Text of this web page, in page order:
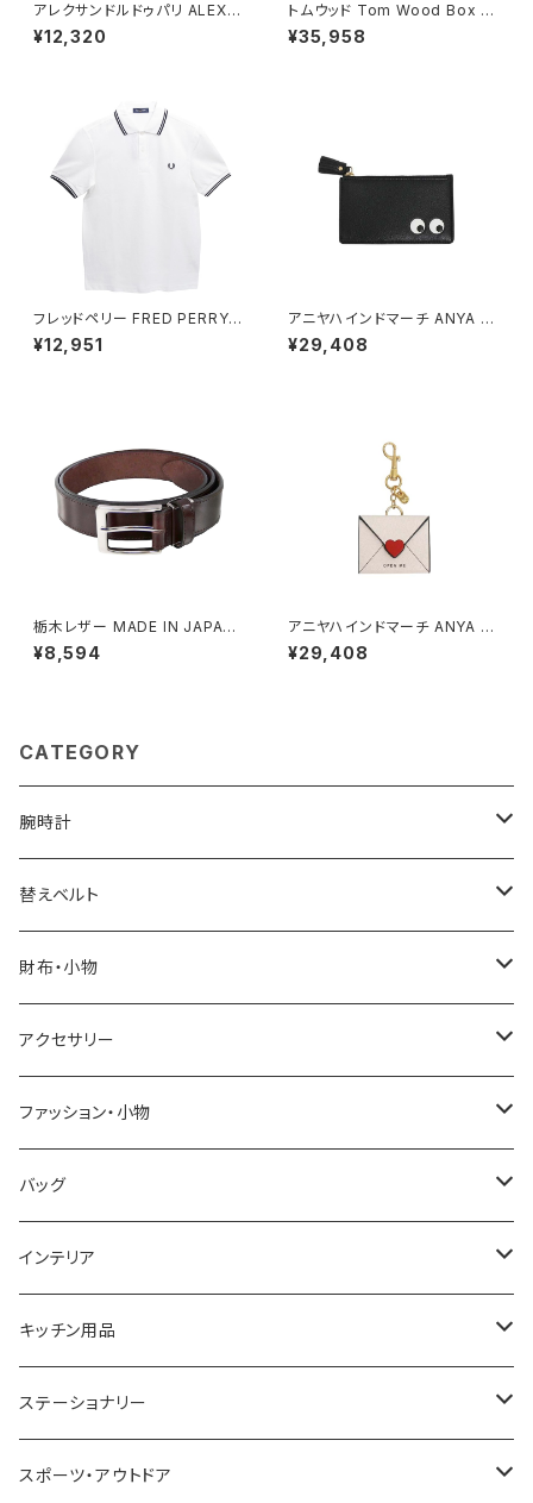
アレクサンドルドゥパリ ALEXA
NDRE DE PARIS BASIC CLA
SSIQUES ヘアクリップ ACCM
¥12,320
トムウッド Tom Wood Box Br
acelet ブレスレット 100066-
77 シルバー
¥35,958
フレッドペリー FRED PERRY T
he Fred Perry Shirt M3600
ポロシャツ M3600-200-WHI
¥12,951
アニヤハインドマーチ ANYA HI
NDMARCH Eyes ジップ・カー
ドケース 142717 ユニセックス
¥29,408
栃木レザー MADE IN JAPAN
ベルト 本革 日本製 メイドイン
ジャパン 50051665-brown メ
¥8,594
アニヤハインドマーチ ANYA HI
NDMARCH I Love You チャ
ーム 205368 ユニセックス Ch
¥29,408
CATEGORY
腕時計
ELGIN
SALVATORE MARRA
CASIO
GRANDEUR
COGU
GAGA MILANO
CACTUS
TIMEX
NIXON
替えベルト
COACH
DANIEL WELLINGTON
LACOSTE
DIESEL
MICHAEL KORS
NO BRAND
財布・小物
SONNE
DUCT
TRANSNUMBER
SAAMA HOMME
ARNOLD PALMER
MICHAEL KORS
DIESEL
アクセサリー
GUCCI
TIFFANY&CO
FOLLI FOLLIE
POLICE
PAUL HEWITT
22designstudio
ファッション・小物
DAKS
栃木レザー
NIKE
DUNHILL
NEWYORKER
バッグ
MANHATTAN PORTAGE
United HOMME
RODANIA
BEAMZSQUARE
インテリア
CRYSTOCRAFT
SEIKO
CITIZEN
キッチン用品
I'mD
Helios
ステーショナリー
LAMY
スポーツ・アウトドア